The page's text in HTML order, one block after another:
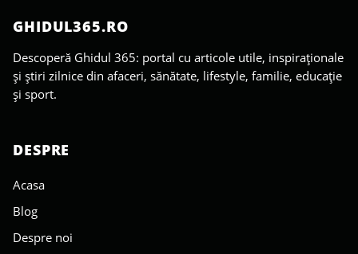
GHIDUL365.RO
Descoperă Ghidul 365: portal cu articole utile, inspiraționale
și știri zilnice din afaceri, sănătate, lifestyle, familie, educație
și sport.
DESPRE
Acasa
Blog
Despre noi